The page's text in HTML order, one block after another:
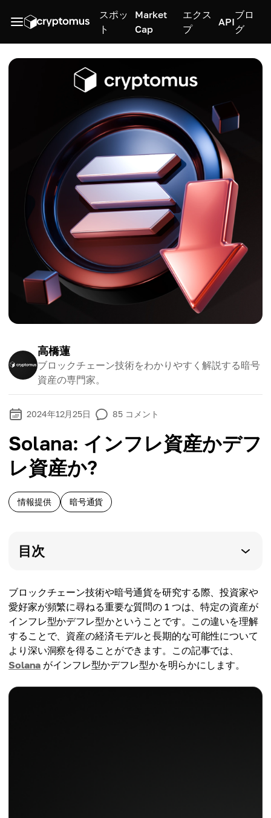
スポッ
ト
Market
Cap
エクス
プ
API
ブロ
グ
高橋蓮
ブロックチェーン技術をわかりやすく解説する暗号
資産の専門家。
2024年12月25日 85 コメント
Solana: インフレ資産かデフ
レ資産か?
情報提供 暗号通貨
目次
ブロックチェーン技術や暗号通貨を研究する際、投資家や
愛好家が頻繁に尋ねる重要な質問の 1 つは、特定の資産が
インフレ型かデフレ型かということです。この違いを理解
することで、資産の経済モデルと長期的な可能性について
より深い洞察を得ることができます。この記事では、
Solana がインフレ型かデフレ型かを明らかにします。